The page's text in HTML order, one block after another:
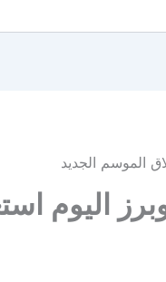
الموسم الجديد
اليوم